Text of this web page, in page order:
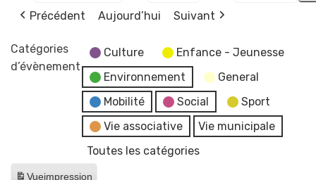
Précédent
Aujourd’hui Suivant
Catégories
d’évènement
Culture
Enfance - Jeunesse
Environnement
General
Mobilité
Social
Sport
Vie associative
Vie municipale
Toutes les catégories
Vueimpression